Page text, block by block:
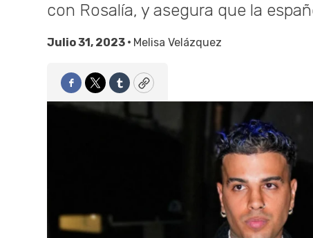
con Rosalía, y asegura que la
Julio 31, 2023 • Melisa Velázquez
Facebook
TwitterTumblrCopy